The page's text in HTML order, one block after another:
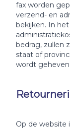
fax worden
verzend- en
bekijken. In
bedrag, zullen
staat of
wordt
Op de website